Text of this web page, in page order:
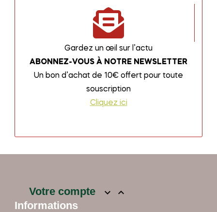
Gardez un œil sur l’actu
ABONNEZ-VOUS À NOTRE NEWSLETTER
Un bon d’achat de 10€ offert pour toute
souscription
Cliquez ici
Votre compte  
Informations